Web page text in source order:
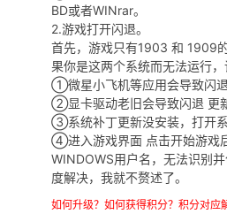
BD或者WINrar。
2.游戏打开闪退。
首先，游戏只有1903 和 1909
果你是这两个系统而无法运行，
①微星小飞机等应用会导致闪退
②显卡驱动老旧会导致闪退 更
③系统补丁更新没安装，打开
④进入游戏界面 点击开始游戏
WINDOWS用户名，无法识别
度解决，我就不赘述了。
如何升级？如何获得积分？积分对应